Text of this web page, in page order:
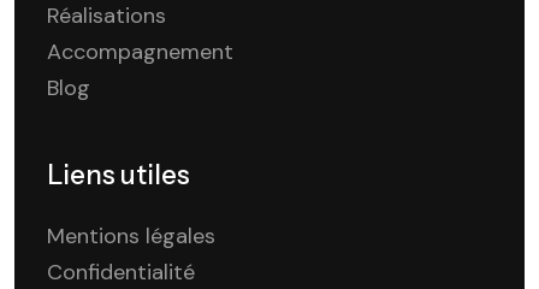
Réalisations
Accompagnement
Blog
Liens utiles
Mentions légales
Confidentialité